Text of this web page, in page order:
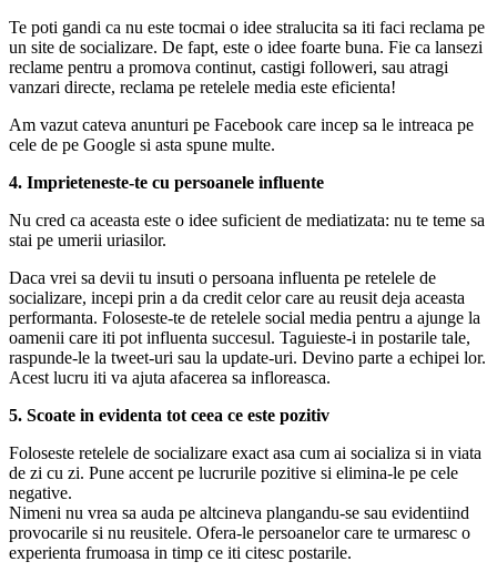
Te poti gandi ca nu este tocmai o idee stralucita sa iti faci reclama pe
un site de socializare. De fapt, este o idee foarte buna. Fie ca lansezi
reclame pentru a promova continut, castigi followeri, sau atragi
vanzari directe, reclama pe retelele media este eficienta!
Am vazut cateva anunturi pe Facebook care incep sa le intreaca pe
cele de pe Google si asta spune multe.
4. Imprieteneste-te cu persoanele influente
Nu cred ca aceasta este o idee suficient de mediatizata: nu te teme sa
stai pe umerii uriasilor.
Daca vrei sa devii tu insuti o persoana influenta pe retelele de
socializare, incepi prin a da credit celor care au reusit deja aceasta
performanta. Foloseste-te de retelele social media pentru a ajunge la
oamenii care iti pot influenta succesul. Taguieste-i in postarile tale,
raspunde-le la tweet-uri sau la update-uri. Devino parte a echipei lor.
Acest lucru iti va ajuta afacerea sa infloreasca.
5. Scoate in evidenta tot ceea ce este pozitiv
Foloseste retelele de socializare exact asa cum ai socializa si in viata
de zi cu zi. Pune accent pe lucrurile pozitive si elimina-le pe cele
negative.
Nimeni nu vrea sa auda pe altcineva plangandu-se sau evidentiind
provocarile si nu reusitele. Ofera-le persoanelor care te urmaresc o
experienta frumoasa in timp ce iti citesc postarile.